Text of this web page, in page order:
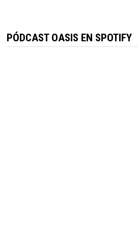
PÓDCAST OASIS EN SPOTIFY